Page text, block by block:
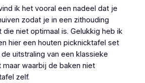
ik het vooral een nadeel dat je
zodat je in een zithouding
niet optimaal is. Gelukkig heb ik
hier een houten picknicktafel set
uitstraling van een klassieke
waarbij de baken niet
zelf.